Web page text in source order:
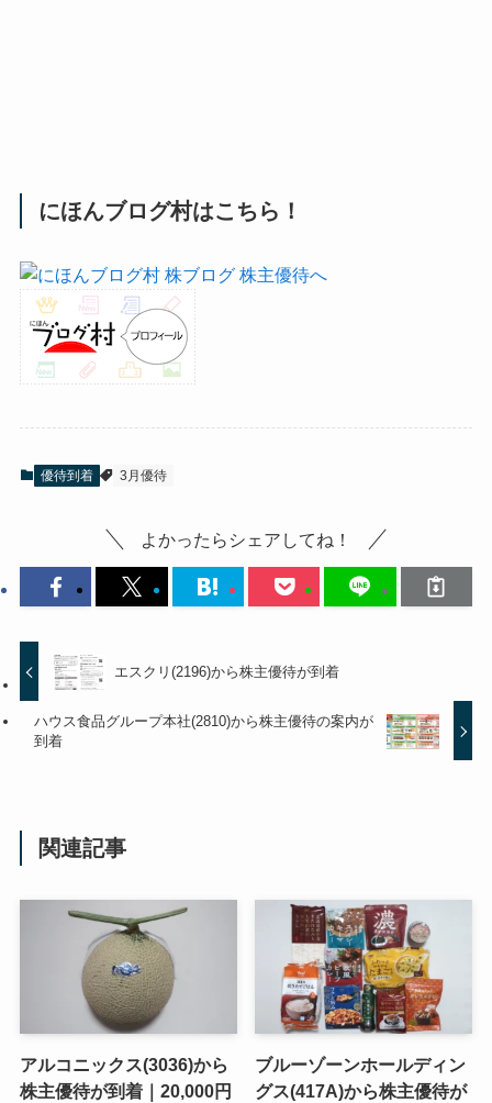
にほんブログ村はこちら！
優待到着 3月優待
よかったらシェアしてね！
エスクリ(2196)から株主優待が到着
ハウス食品グループ本社(2810)から株主優待の案内が
到着
関連記事
アルコニックス(3036)から
株主優待が到着｜20,000円
ブルーゾーンホールディン
グス(417A)から株主優待が